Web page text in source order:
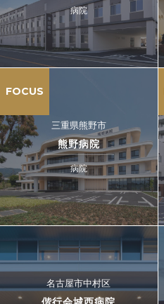
病院
FOCUS
三重県熊野市
熊野病院
病院
名古屋市中村区